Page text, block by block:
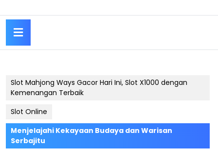
Slot Mahjong Ways Gacor Hari Ini, Slot X1000 dengan
Kemenangan Terbaik
Slot Online
Menjelajahi Kekayaan Budaya dan Warisan
Serbajitu